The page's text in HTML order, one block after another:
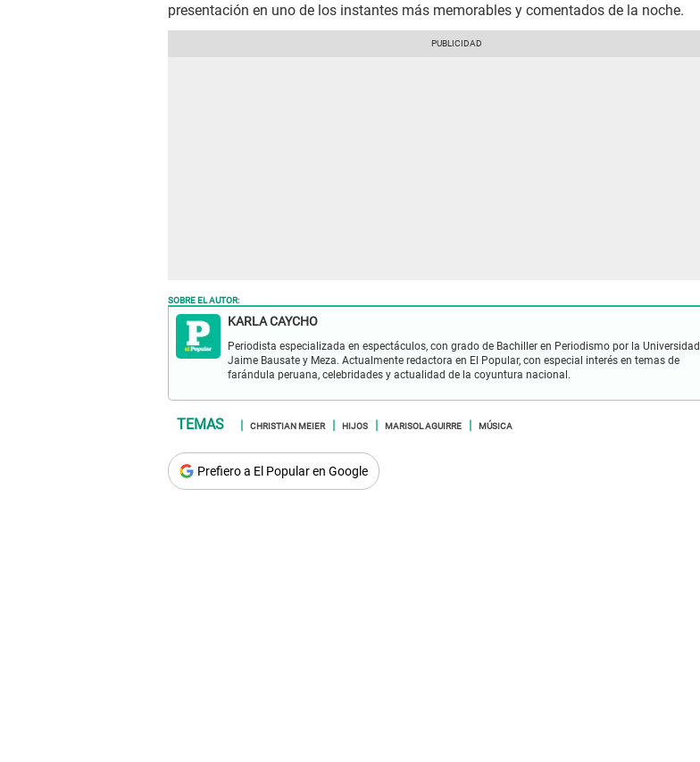
presentación en uno de los instantes más memorables y comentados de la noche.
SOBRE EL AUTOR:
KARLA CAYCHO
Periodista especializada en espectáculos, con grado de Bachiller en Periodismo por la Universidad
Jaime Bausate y Meza. Actualmente redactora en El Popular, con especial interés en temas de
farándula peruana, celebridades y actualidad de la coyuntura nacional.
CHRISTIAN MEIER HIJOS MARISOL AGUIRRE MÚSICA
Prefiero a El Popular en Google